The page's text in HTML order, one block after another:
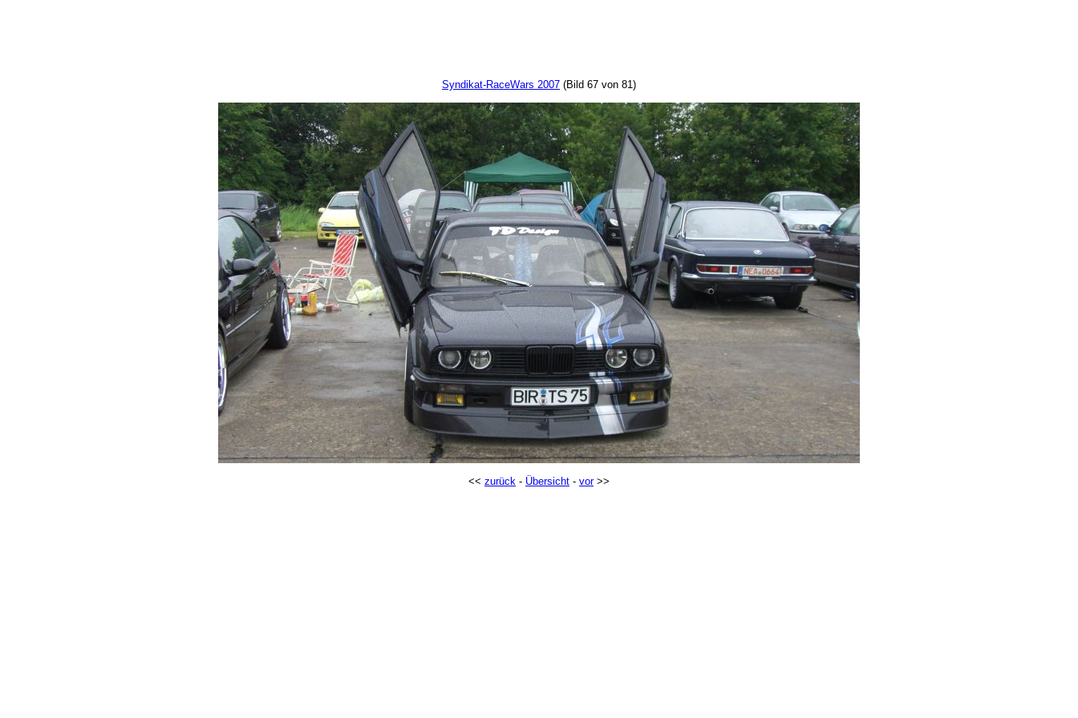
Syndikat-RaceWars 2007 (Bild 67 von 81)
<< zurück - Übersicht - vor>>